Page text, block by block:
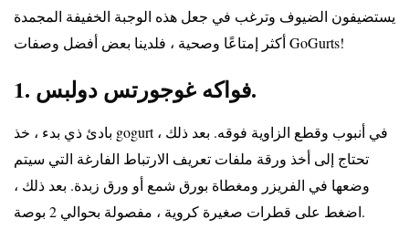
يستضيفون الضيوف وترغب في جعل هذه الوجبة الخفيفة المجمدة
أكثر إمتاعًا وصحية ، فلدينا بعض أفضل وصفات GoGurts!
1. فواكه غوجورتس دولبس.
بادئ ذي بدء ، خذ gogurt في أنبوب وقطع الزاوية فوقه. بعد ذلك ،
تحتاج إلى أخذ ورقة ملفات تعريف الارتباط الفارغة التي سيتم
وضعها في الفريزر ومغطاة بورق شمع أو ورق زبدة. بعد ذلك ،
اضغط على قطرات صغيرة كروية ، مفصولة بحوالي 2 بوصة.